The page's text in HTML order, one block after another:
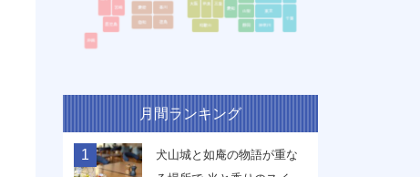
月間ランキング
1
犬山城と如庵の物語が重な